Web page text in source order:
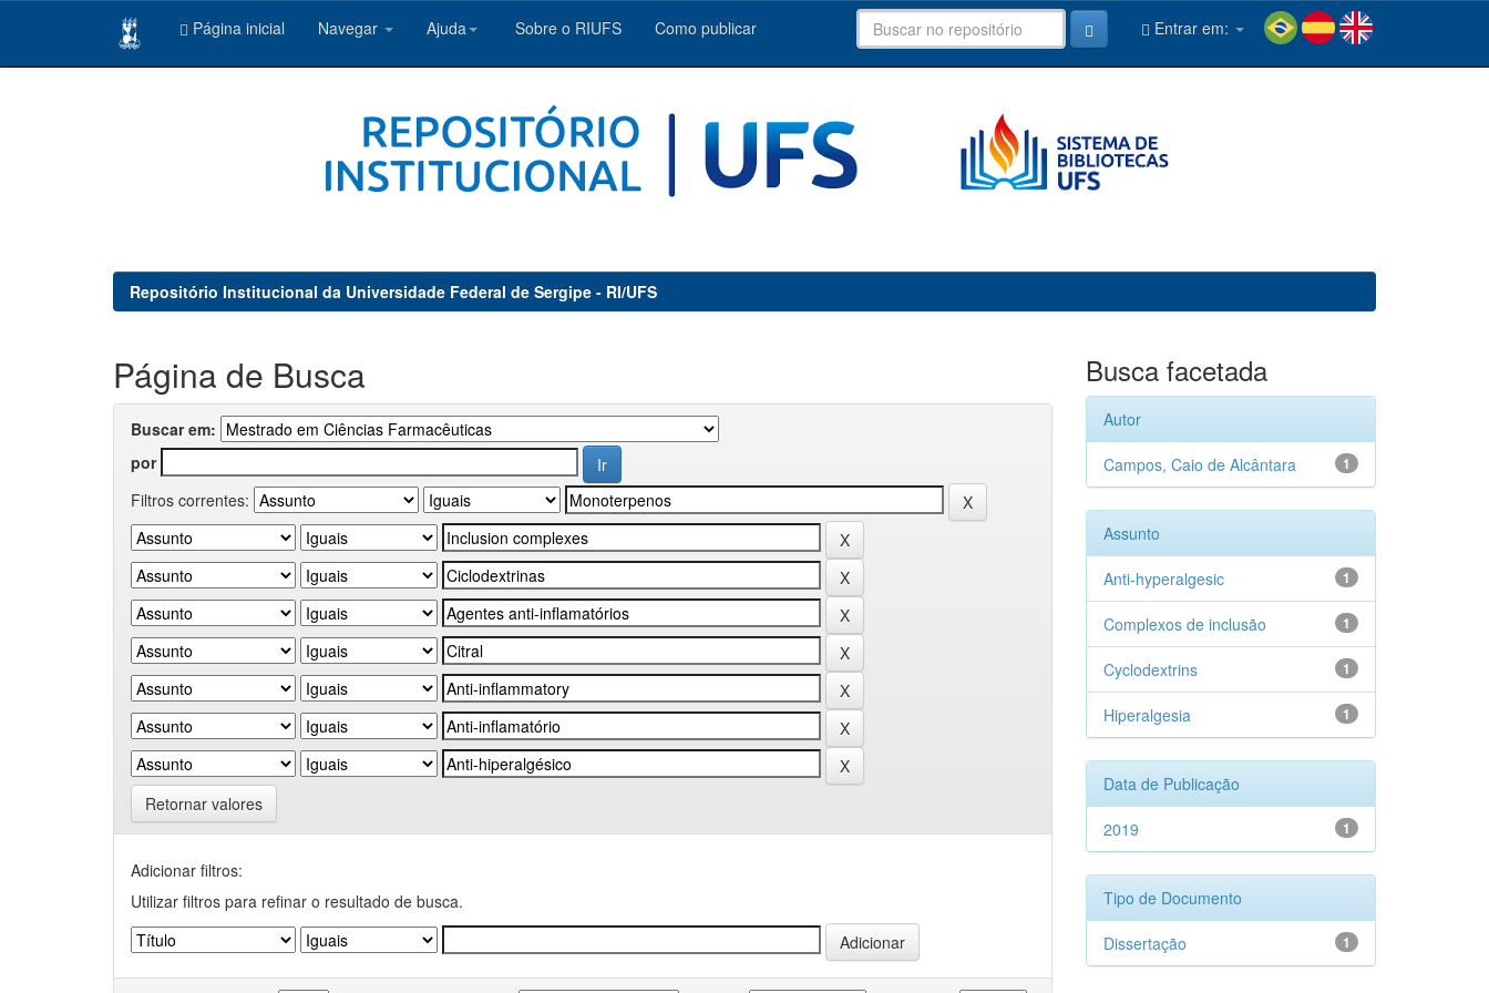
Página inicial Navegar Ajuda Sobre o RIUFS Como publicar Entrar em:
Repositório Institucional da Universidade Federal de Sergipe - RI/UFS
Página de Busca
Buscar em:
por
Filtros correntes:
Retornar valores
Adicionar filtros:
Utilizar filtros para refinar o resultado de busca.
Busca facetada
Autor
1
Campos, Caio de Alcântara
Assunto
1
Anti-hyperalgesic
1
Complexos de inclusão
1
Cyclodextrins
1
Hiperalgesia
Data de Publicação
1
2019
Tipo de Documento
1
Dissertação